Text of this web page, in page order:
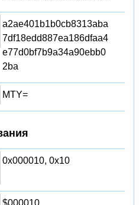
a2ae401b1b0cb8313aba
7df18edd887ea186dfaa4
e77d0bf7b9a34a90ebb0
2ba
MTY=
0x000010, 0x10
$000010